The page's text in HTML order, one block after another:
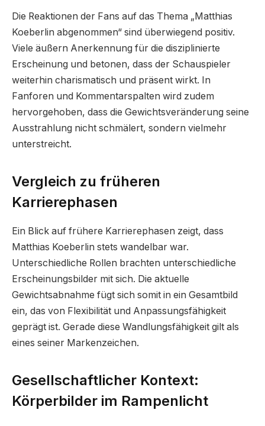
Die Reaktionen der Fans auf das Thema „Matthias
Koeberlin abgenommen“ sind überwiegend positiv.
Viele äußern Anerkennung für die disziplinierte
Erscheinung und betonen, dass der Schauspieler
weiterhin charismatisch und präsent wirkt. In
Fanforen und Kommentarspalten wird zudem
hervorgehoben, dass die Gewichtsveränderung seine
Ausstrahlung nicht schmälert, sondern vielmehr
unterstreicht.
Vergleich zu früheren
Karrierephasen
Ein Blick auf frühere Karrierephasen zeigt, dass
Matthias Koeberlin stets wandelbar war.
Unterschiedliche Rollen brachten unterschiedliche
Erscheinungsbilder mit sich. Die aktuelle
Gewichtsabnahme fügt sich somit in ein Gesamtbild
ein, das von Flexibilität und Anpassungsfähigkeit
geprägt ist. Gerade diese Wandlungsfähigkeit gilt als
eines seiner Markenzeichen.
Gesellschaftlicher Kontext:
Körperbilder im Rampenlicht